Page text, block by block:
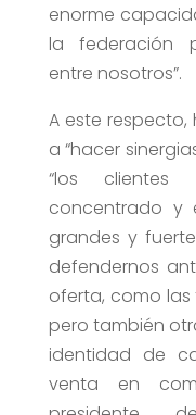
enorme
la federación
entre nosotros”.
A este
a “hacer
“los
concentrado y
grandes y
defendernos
oferta, como las
pero también
identidad de
venta en